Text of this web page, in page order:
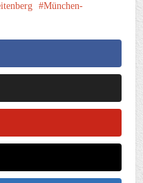
München-